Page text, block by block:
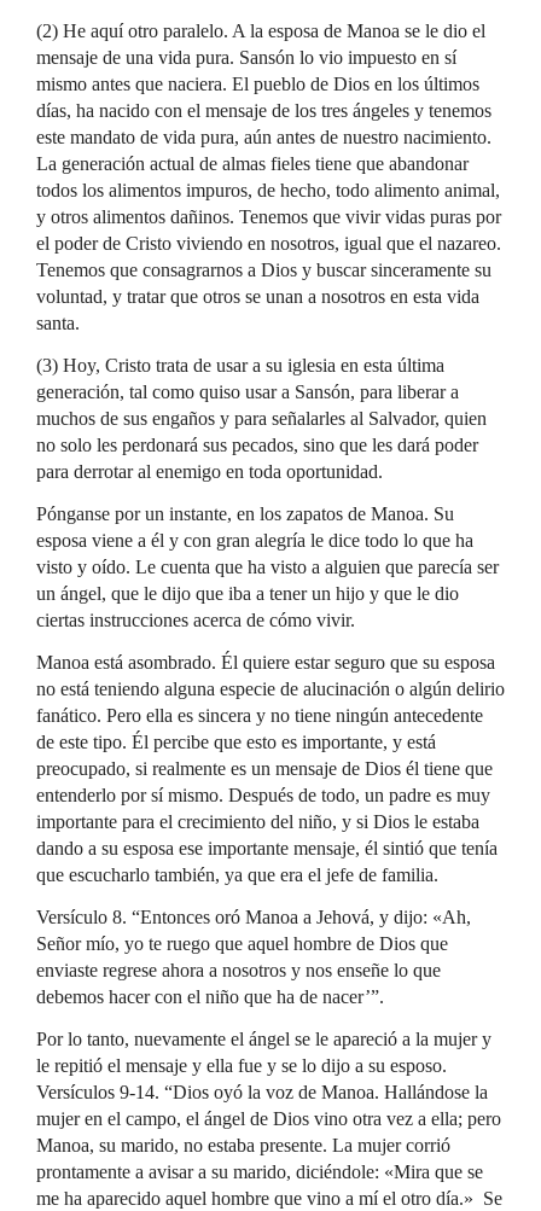
(2) He aquí otro paralelo. A la esposa de Manoa se le dio el
mensaje de una vida pura. Sansón lo vio impuesto en sí
mismo antes que naciera. El pueblo de Dios en los últimos
días, ha nacido con el mensaje de los tres ángeles y tenemos
este mandato de vida pura, aún antes de nuestro nacimiento.
La generación actual de almas fieles tiene que abandonar
todos los alimentos impuros, de hecho, todo alimento animal,
y otros alimentos dañinos. Tenemos que vivir vidas puras por
el poder de Cristo viviendo en nosotros, igual que el nazareo.
Tenemos que consagrarnos a Dios y buscar sinceramente su
voluntad, y tratar que otros se unan a nosotros en esta vida
santa.
(3) Hoy, Cristo trata de usar a su iglesia en esta última
generación, tal como quiso usar a Sansón, para liberar a
muchos de sus engaños y para señalarles al Salvador, quien
no solo les perdonará sus pecados, sino que les dará poder
para derrotar al enemigo en toda oportunidad.
Pónganse por un instante, en los zapatos de Manoa. Su
esposa viene a él y con gran alegría le dice todo lo que ha
visto y oído. Le cuenta que ha visto a alguien que parecía ser
un ángel, que le dijo que iba a tener un hijo y que le dio
ciertas instrucciones acerca de cómo vivir.
Manoa está asombrado. Él quiere estar seguro que su esposa
no está teniendo alguna especie de alucinación o algún delirio
fanático. Pero ella es sincera y no tiene ningún antecedente
de este tipo. Él percibe que esto es importante, y está
preocupado, si realmente es un mensaje de Dios él tiene que
entenderlo por sí mismo. Después de todo, un padre es muy
importante para el crecimiento del niño, y si Dios le estaba
dando a su esposa ese importante mensaje, él sintió que tenía
que escucharlo también, ya que era el jefe de familia.
Versículo 8. “Entonces oró Manoa a Jehová, y dijo: «Ah,
Señor mío, yo te ruego que aquel hombre de Dios que
enviaste regrese ahora a nosotros y nos enseñe lo que
debemos hacer con el niño que ha de nacer’”.
Por lo tanto, nuevamente el ángel se le apareció a la mujer y
le repitió el mensaje y ella fue y se lo dijo a su esposo.
Versículos 9-14. “Dios oyó la voz de Manoa. Hallándose la
mujer en el campo, el ángel de Dios vino otra vez a ella; pero
Manoa, su marido, no estaba presente. La mujer corrió
prontamente a avisar a su marido, diciéndole: «Mira que se
me ha aparecido aquel hombre que vino a mí el otro día.» Se